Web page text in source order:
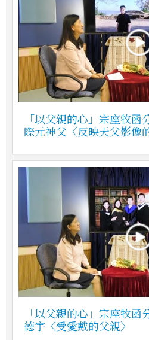
「以父親的心」宗座牧
際元神父〈反映天父影像
「以父親的心」宗座牧
德宇〈受愛戴的父親〉